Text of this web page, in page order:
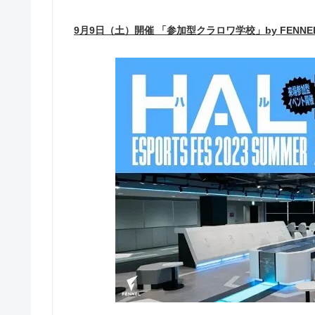
9月9日（土）開催 「参加型クラロワ学校」by